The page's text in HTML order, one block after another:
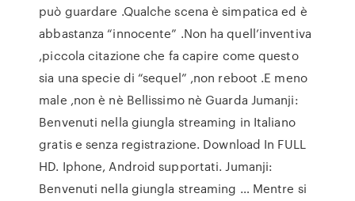
può guardare .Qualche scena è simpatica ed è
abbastanza “innocente” .Non ha quell’inventiva
,piccola citazione che fa capire come questo
sia una specie di “sequel” ,non reboot .E meno
male ,non è nè Bellissimo nè Guarda Jumanji:
Benvenuti nella giungla streaming in Italiano
gratis e senza registrazione. Download In FULL
HD. Iphone, Android supportati. Jumanji:
Benvenuti nella giungla streaming … Mentre si